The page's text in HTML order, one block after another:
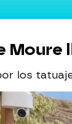
los
la app oficial